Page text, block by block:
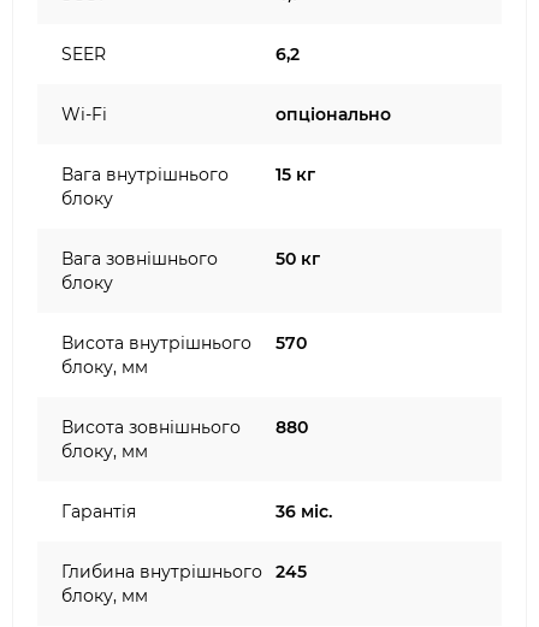
SEER 6,2
Wi-Fi опціонально
Вага внутрішнього
блоку
15 кг
Вага зовнішнього
блоку
50 кг
Висота внутрішнього
блоку, мм
570
Висота зовнішнього
блоку, мм
880
Гарантія 36 міс.
Глибина внутрішнього
блоку, мм
245